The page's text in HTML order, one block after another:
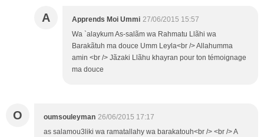
A Apprends Moi Ummi 27/06/2015 15:57
Wa `alaykum As-salãm wa Rahmatu Llãhi wa
Barakãtuh ma douce Umm Leyla<br /> Allahumma
amin <br /> Jãzaki Llãhu khayran pour ton témoignage
ma douce
O oumsouleyman 26/06/2015 17:17
as salamou3liki wa ramatallahy wa barakatouh<br /> <br /> A